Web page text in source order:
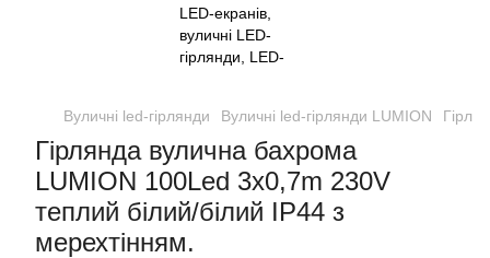
Вуличні led-гірлянди Вуличні led-гірлянди LUMION
Гірлянда вулична бахрома
LUMION 100Led 3x0,7m 230V
теплий білий/білий IP44 з
мерехтінням.